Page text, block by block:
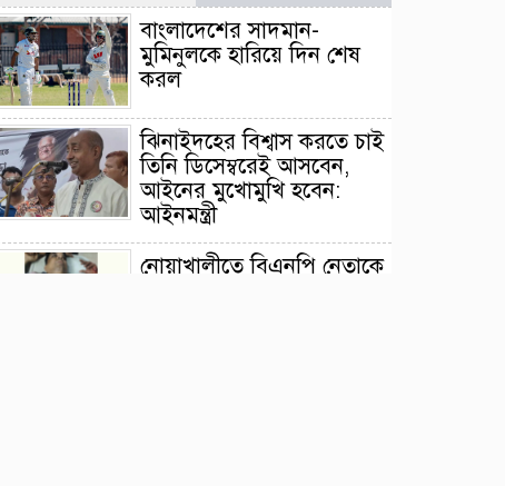
বাংলাদেশের সাদমান-
মুমিনুলকে হারিয়ে দিন শেষ
করল
ঝিনাইদহের বিশ্বাস করতে চাই
তিনি ডিসেম্বরেই আসবেন,
আইনের মুখোমুখি হবেন:
আইনমন্ত্রী
নোয়াখালীতে বিএনপি নেতাকে